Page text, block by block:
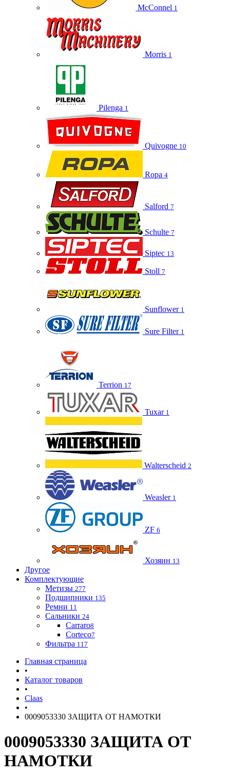
McConnel 1
Morris 1
Pilenga 1
Quivogne 10
Ropa 4
Salford 7
Schulte 7
Siptec 13
Stoll 7
Sunflower 1
Sure Filter 1
Terrion 17
Tuxar 1
Walterscheid 2
Weasler 1
ZF 6
Хозяин 13
Другое
Комплектующие
Метизы 277
Подшипники 135
Ремни 11
Сальники 24
Carraro8
Corteco7
Фильтра 117
Главная страница
•
Каталог товаров
•
Claas
•
0009053330 ЗАЩИТА ОТ НАМОТКИ
0009053330 ЗАЩИТА ОТ
НАМОТКИ